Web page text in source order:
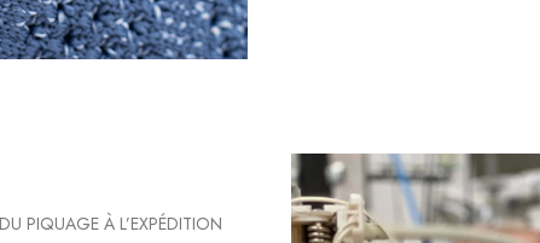
DU PIQUAGE À L’EXPÉDITION